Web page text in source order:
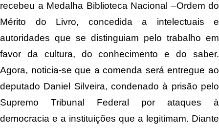
recebeu a Medalha Biblioteca Nacional –Ordem do
Mérito do Livro, concedida a intelectuais e
autoridades que se distinguiam pelo trabalho em
favor da cultura, do conhecimento e do saber.
Agora, noticia-se que a comenda será entregue ao
deputado Daniel Silveira, condenado à prisão pelo
Supremo Tribunal Federal por ataques à
democracia e a instituições que a legitimam. Diante